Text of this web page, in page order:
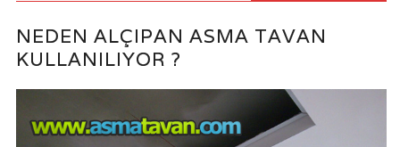
NEDEN ALÇIPAN ASMA TAVAN
KULLANILIYOR ?